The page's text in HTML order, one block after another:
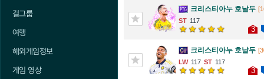
걸그룹
여행
해외게임정보
게임 영상
크리스티아누 호날두
117
3
크리스티아누 호날두
117
117
3